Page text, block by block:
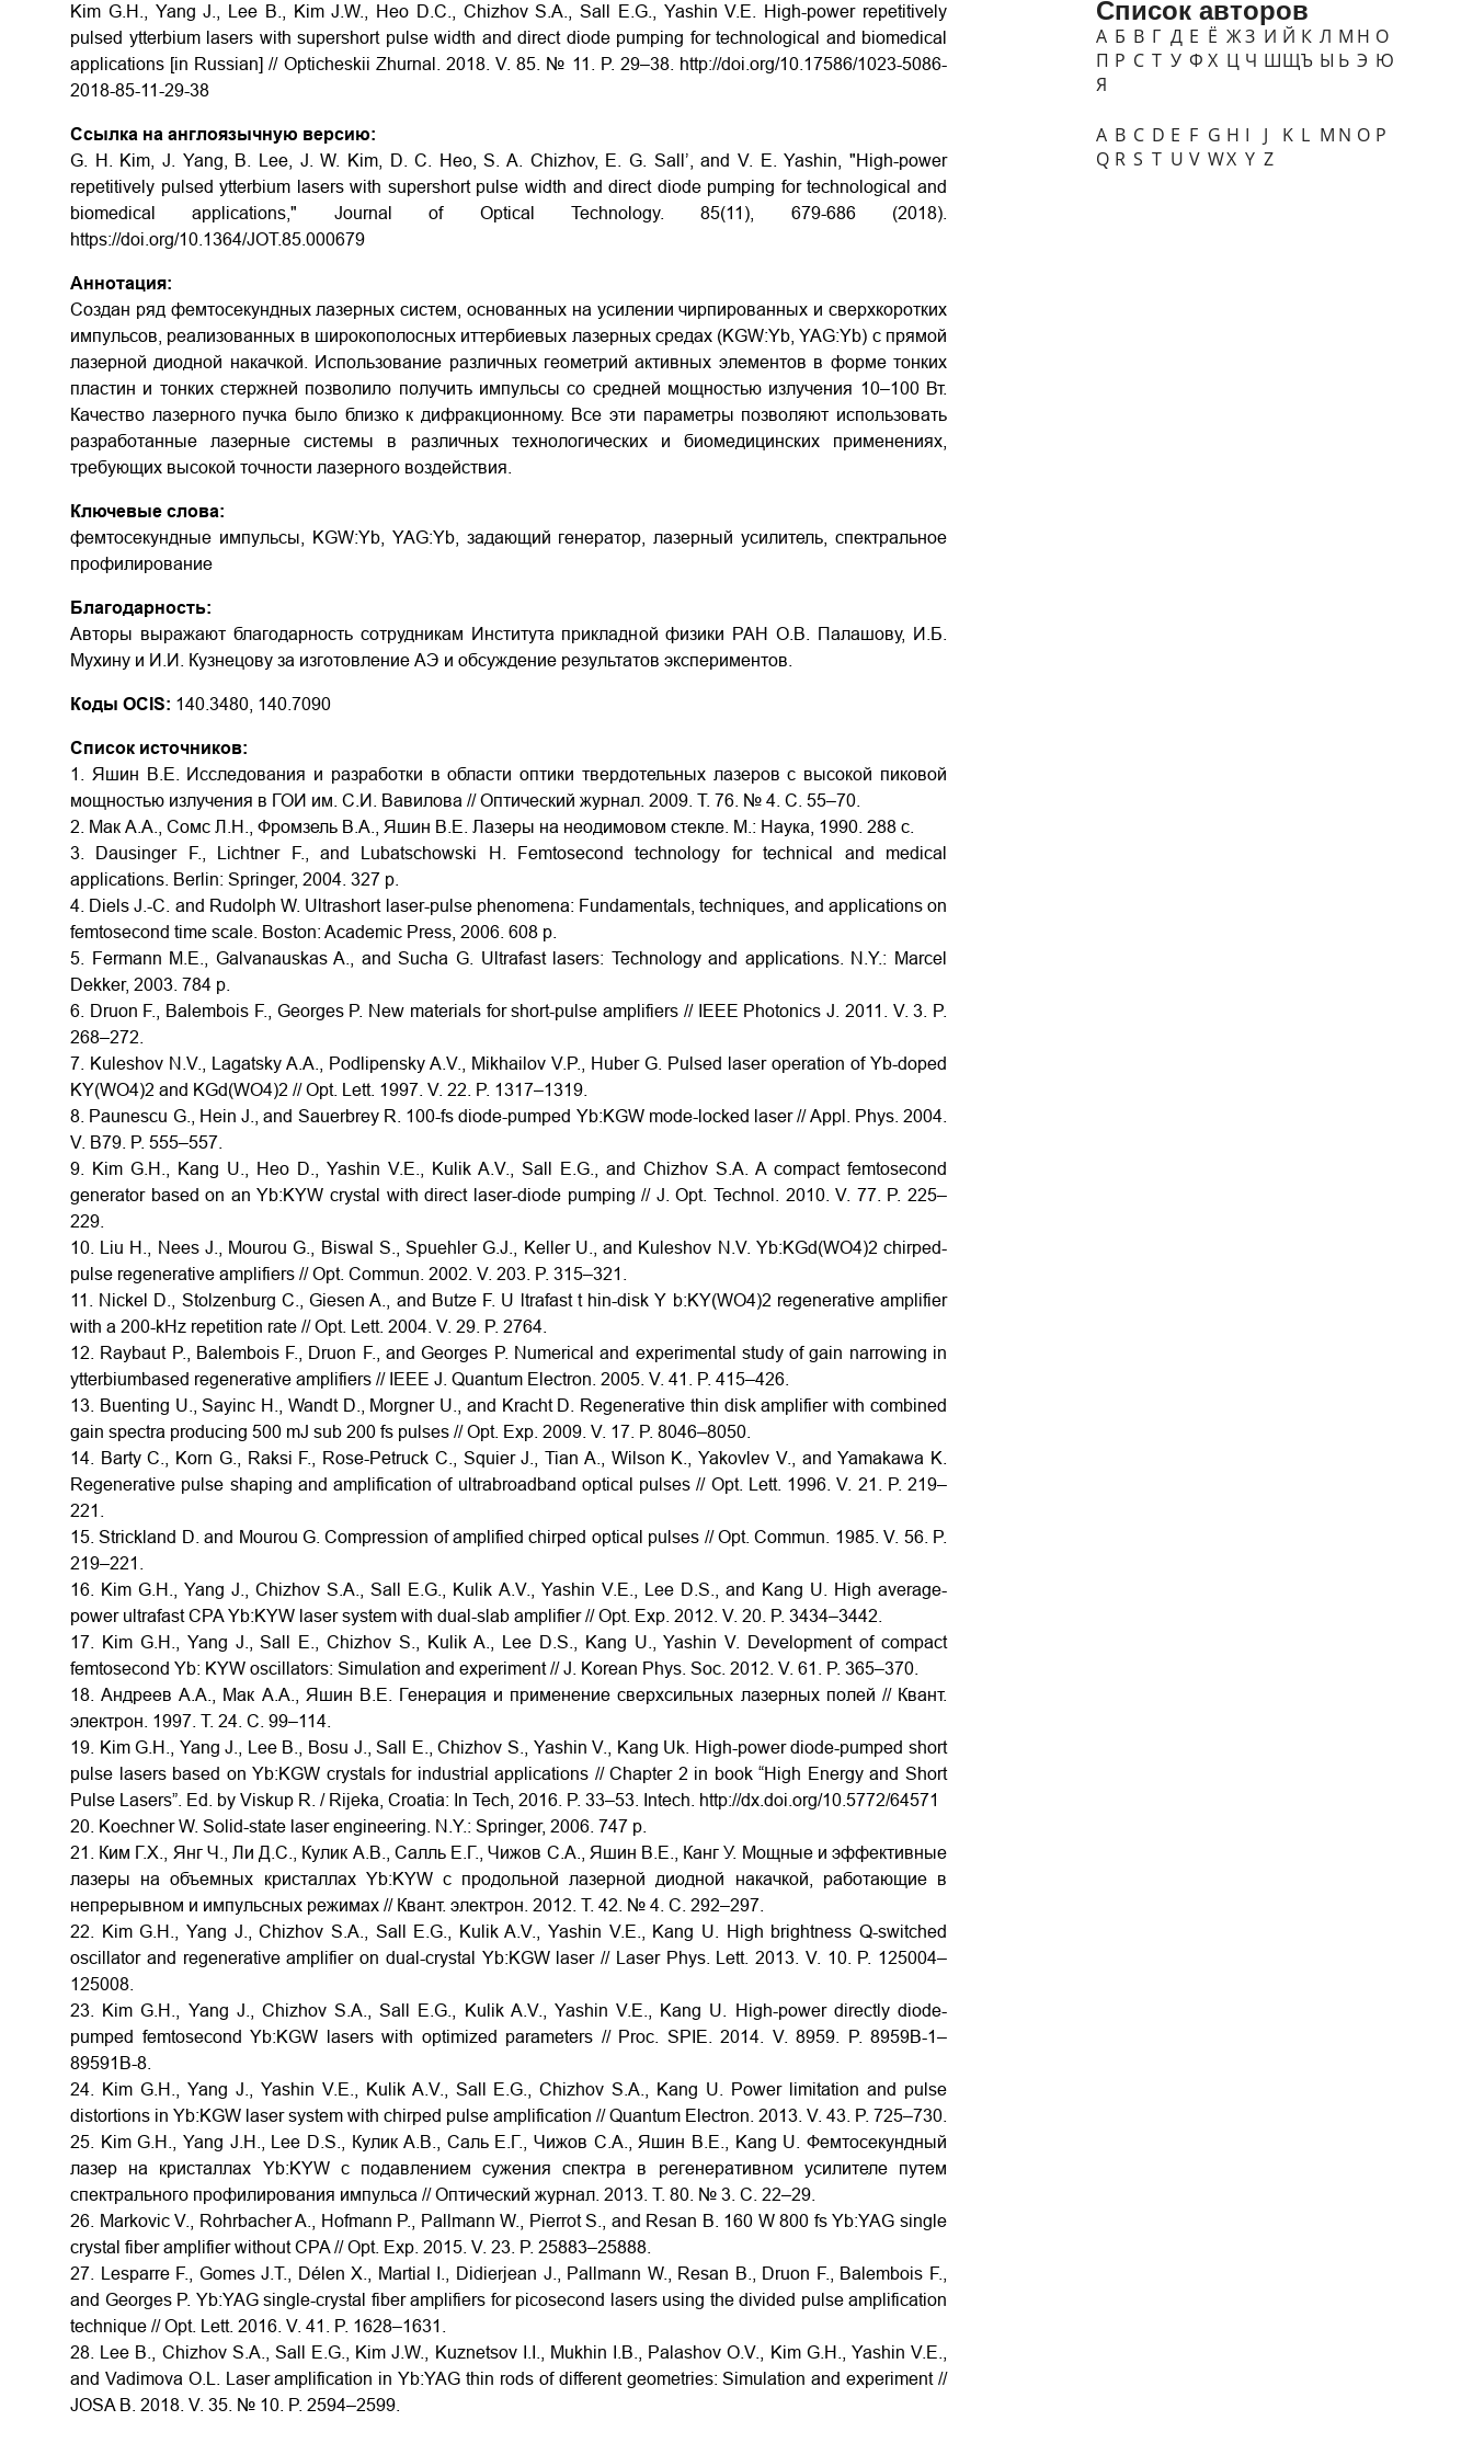
Kim G.H., Yang J., Lee B., Kim J.W., Heo D.C., Chizhov S.A., Sall E.G., Yashin V.E. High-power repetitively
pulsed ytterbium lasers with supershort pulse width and direct diode pumping for technological and biomedical
applications [in Russian] // Opticheskii Zhurnal. 2018. V. 85. № 11. P. 29–38. http://doi.org/10.17586/1023-5086-
2018-85-11-29-38
Ссылка на англоязычную версию:
G. H. Kim, J. Yang, B. Lee, J. W. Kim, D. C. Heo, S. A. Chizhov, E. G. Sall’, and V. E. Yashin, "High-power
repetitively pulsed ytterbium lasers with supershort pulse width and direct diode pumping for technological and
biomedical applications," Journal of Optical Technology. 85(11), 679-686 (2018).
https://doi.org/10.1364/JOT.85.000679
Аннотация:
Создан ряд фемтосекундных лазерных систем, основанных на усилении чирпированных и сверхкоротких
импульсов, реализованных в широкополосных иттербиевых лазерных средах (KGW:Yb, YAG:Yb) с прямой
лазерной диодной накачкой. Использование различных геометрий активных элементов в форме тонких
пластин и тонких стержней позволило получить импульсы со средней мощностью излучения 10–100 Вт.
Качество лазерного пучка было близко к дифракционному. Все эти параметры позволяют использовать
разработанные лазерные системы в различных технологических и биомедицинских применениях,
требующих высокой точности лазерного воздействия.
Ключевые слова:
фемтосекундные импульсы, KGW:Yb, YAG:Yb, задающий генератор, лазерный усилитель, спектральное
профилирование
Благодарность:
Авторы выражают благодарность сотрудникам Института прикладной физики РАН О.В. Палашову, И.Б.
Мухину и И.И. Кузнецову за изготовление АЭ и обсуждение результатов экспериментов.
Коды OCIS: 140.3480, 140.7090
Список источников:
1. Яшин В.Е. Исследования и разработки в области оптики твердотельных лазеров с высокой пиковой
мощностью излучения в ГОИ им. С.И. Вавилова // Оптический журнал. 2009. Т. 76. № 4. С. 55–70.
2. Мак А.А., Сомс Л.Н., Фромзель В.А., Яшин В.Е. Лазеры на неодимовом стекле. М.: Наука, 1990. 288 с.
3. Dausinger F., Lichtner F., and Lubatschowski H. Femtosecond technology for technical and medical
applications. Berlin: Springer, 2004. 327 р.
4. Diels J.-C. and Rudolph W. Ultrashort laser-pulse phenomena: Fundamentals, techniques, and applications on
femtosecond time scale. Boston: Academic Press, 2006. 608 р.
5. Fermann M.E., Galvanauskas A., and Sucha G. Ultrafast lasers: Technology and applications. N.Y.: Marcel
Dekker, 2003. 784 р.
6. Druon F., Balembois F., Georges P. New materials for short-pulse amplifiers // IEEE Photonics J. 2011. V. 3. P.
268–272.
7. Kuleshov N.V., Lagatsky A.A., Podlipensky A.V., Mikhailov V.P., Huber G. Pulsed laser operation of Yb-doped
KY(WO4)2 and KGd(WO4)2 // Opt. Lett. 1997. V. 22. P. 1317–1319.
8. Paunescu G., Hein J., and Sauerbrey R. 100-fs diode-pumped Yb:KGW mode-locked laser // Appl. Phys. 2004.
V. B79. P. 555–557.
9. Kim G.H., Kang U., Heo D., Yashin V.E., Kulik A.V., Sall E.G., and Chizhov S.A. A compact femtosecond
generator based on an Yb:KYW crystal with direct laser-diode pumping // J. Opt. Technol. 2010. V. 77. P. 225–
229.
10. Liu H., Nees J., Mourou G., Biswal S., Spuehler G.J., Keller U., and Kuleshov N.V. Yb:KGd(WO4)2 chirped-
pulse regenerative amplifiers // Opt. Commun. 2002. V. 203. P. 315–321.
11. Nickel D., Stolzenburg C., Giesen A., and Butze F. U ltrafast t hin-disk Y b:KY(WO4)2 regenerative amplifier
with a 200-kHz repetition rate // Opt. Lett. 2004. V. 29. P. 2764.
12. Raybaut P., Balembois F., Druon F., and Georges P. Numerical and experimental study of gain narrowing in
ytterbiumbased regenerative amplifiers // IEEE J. Quantum Electron. 2005. V. 41. P. 415–426.
13. Buenting U., Sayinc H., Wandt D., Morgner U., and Kracht D. Regenerative thin disk amplifier with combined
gain spectra producing 500 mJ sub 200 fs pulses // Opt. Exp. 2009. V. 17. P. 8046–8050.
14. Barty C., Korn G., Raksi F., Rose-Petruck C., Squier J., Tian A., Wilson K., Yakovlev V., and Yamakawa K.
Regenerative pulse shaping and amplification of ultrabroadband optical pulses // Opt. Lett. 1996. V. 21. P. 219–
221.
15. Strickland D. and Mourou G. Compression of amplified chirped optical pulses // Opt. Commun. 1985. V. 56. P.
219–221.
16. Kim G.H., Yang J., Chizhov S.A., Sall E.G., Kulik A.V., Yashin V.E., Lee D.S., and Kang U. High average-
power ultrafast CPA Yb:KYW laser system with dual-slab amplifier // Opt. Exp. 2012. V. 20. P. 3434–3442.
17. Kim G.H., Yang J., Sall E., Chizhov S., Kulik A., Lee D.S., Kang U., Yashin V. Development of compact
femtosecond Yb: KYW oscillators: Simulation and experiment // J. Korean Phys. Soc. 2012. V. 61. P. 365–370.
18. Андреев А.А., Мак А.А., Яшин В.Е. Генерация и применение сверхсильных лазерных полей // Квант.
электрон. 1997. Т. 24. С. 99–114.
19. Kim G.H., Yang J., Lee B., Bosu J., Sall E., Chizhov S., Yashin V., Kang Uk. High-power diode-pumped short
pulse lasers based on Yb:KGW crystals for industrial applications // Chapter 2 in book “High Energy and Short
Pulse Lasers”. Ed. by Viskup R. / Rijeka, Croatia: In Tech, 2016. P. 33–53. Intech. http://dx.doi.org/10.5772/64571
20. Koechner W. Solid-state laser engineering. N.Y.: Springer, 2006. 747 р.
21. Ким Г.Х., Янг Ч., Ли Д.С., Кулик А.В., Салль Е.Г., Чижов С.А., Яшин В.Е., Канг У. Мощные и эффективные
лазеры на объемных кристаллах Yb:KYW с продольной лазерной диодной накачкой, работающие в
непрерывном и импульсных режимах // Квант. электрон. 2012. Т. 42. № 4. С. 292–297.
22. Kim G.H., Yang J., Chizhov S.A., Sall E.G., Kulik A.V., Yashin V.E., Kang U. High brightness Q-switched
oscillator and regenerative amplifier on dual-crystal Yb:KGW laser // Laser Phys. Lett. 2013. V. 10. P. 125004–
125008.
23. Kim G.H., Yang J., Chizhov S.A., Sall E.G., Kulik A.V., Yashin V.E., Kang U. High-power directly diode-
pumped femtosecond Yb:KGW lasers with optimized parameters // Proc. SPIE. 2014. V. 8959. P. 8959B-1–
89591B-8.
24. Kim G.H., Yang J., Yashin V.E., Kulik A.V., Sall E.G., Chizhov S.A., Kang U. Power limitation and pulse
distortions in Yb:KGW laser system with chirped pulse amplification // Quantum Electron. 2013. V. 43. P. 725–730.
25. Kim G.H., Yang J.H., Lee D.S., Кулик А.В., Саль Е.Г., Чижов С.А., Яшин В.Е., Kang U. Фемтосекундный
лазер на кристаллах Yb:KYW с подавлением сужения спектра в регенеративном усилителе путем
спектрального профилирования импульса // Оптический журнал. 2013. Т. 80. № 3. С. 22–29.
26. Markovic V., Rohrbacher A., Hofmann P., Pallmann W., Pierrot S., and Resan B. 160 W 800 fs Yb:YAG single
crystal fiber amplifier without CPA // Opt. Exp. 2015. V. 23. P. 25883–25888.
27. Lesparre F., Gomes J.T., Délen X., Martial I., Didierjean J., Pallmann W., Resan B., Druon F., Balembois F.,
and Georges P. Yb:YAG single-crystal fiber amplifiers for picosecond lasers using the divided pulse amplification
technique // Opt. Lett. 2016. V. 41. P. 1628–1631.
28. Lee B., Chizhov S.A., Sall E.G., Kim J.W., Kuznetsov I.I., Mukhin I.B., Palashov O.V., Kim G.H., Yashin V.E.,
and Vadimova O.L. Laser amplification in Yb:YAG thin rods of different geometries: Simulation and experiment //
JOSA B. 2018. V. 35. № 10. P. 2594–2599.
Список авторов
А Б В Г Д Е Ё ЖЗ И Й К Л М Н О
П Р С Т У Ф Х Ц Ч ШЩЪ Ы Ь Э Ю
Я
A B C D E F G H I J K L M N O P
Q R S T U V WX Y Z